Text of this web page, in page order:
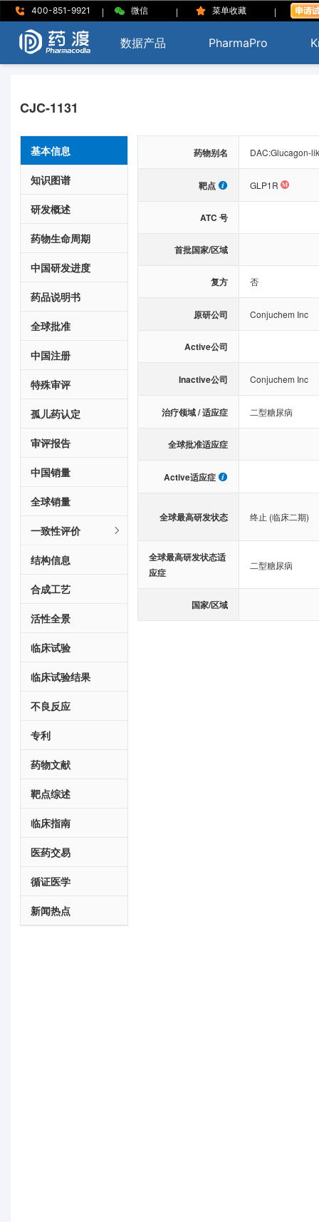
400-851-9921 | 微信 | 菜单收藏 |
数据产品 PharmaPro
CJC-1131
基本信息
知识图谱
研发概述
药物生命周期
中国研发进度
药品说明书
全球批准
中国注册
特殊审评
孤儿药认定
审评报告
中国销量
全球销量
一致性评价
结构信息
合成工艺
活性全景
临床试验
临床试验结果
不良反应
专利
药物文献
靶点综述
临床指南
医药交易
循证医学
新闻热点
药物别名 DAC:Glucagon-
靶点 GLP1R
ATC 号
首批国家/区域
复方 否
原研公司 Conjuchem Inc
Active公司
Inactive公司 Conjuchem Inc
治疗领域 / 适应症 二型糖尿病
全球批准适应症
Active适应症
全球最高研发状态 终止 (临床二期)
全球最高研发状态适
应症
二型糖尿病
国家/区域